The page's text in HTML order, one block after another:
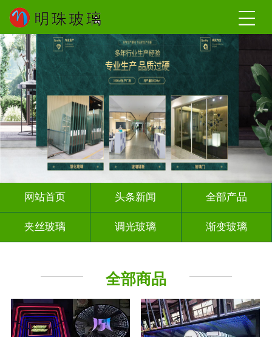
网站首页 头条新闻 全部产品
夹丝玻璃 调光玻璃 渐变玻璃
其它玻璃
全部商品